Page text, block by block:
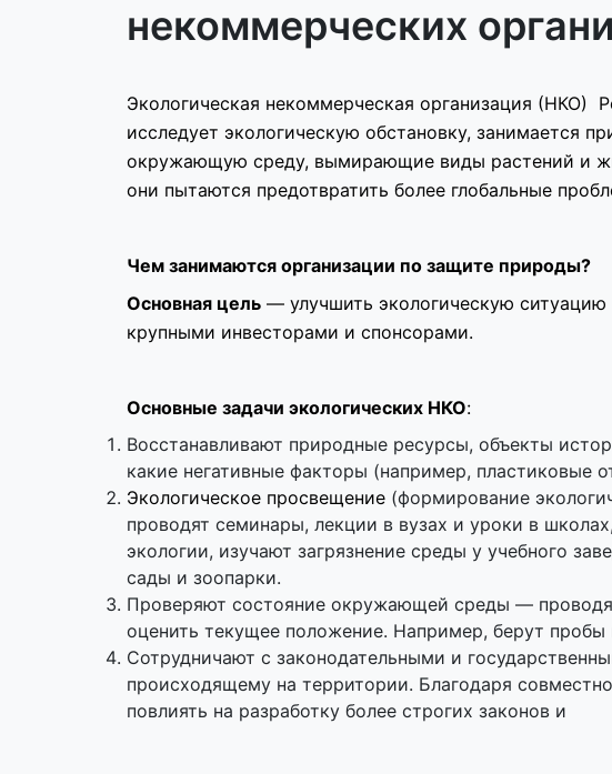
некоммерческих
Экологическая некоммерческая организация (НКО)
исследует экологическую обстановку, занимается
окружающую среду, вымирающие виды растений и
они пытаются предотвратить более глобальные
Чем занимаются организации по защите природы?
Основная цель — улучшить экологическую
крупными инвесторами и спонсорами.
Основные задачи экологических НКО:
Восстанавливают природные ресурсы, объекты
какие негативные факторы (например, пластиковые
Экологическое просвещение (формирование
проводят семинары, лекции в вузах и уроки в
экологии, изучают загрязнение среды у учебного
сады и зоопарки.
Проверяют состояние окружающей среды —
оценить текущее положение. Например, берут пробы
Сотрудничают с законодательными и
происходящему на территории. Благодаря
повлиять на разработку более строгих законов и